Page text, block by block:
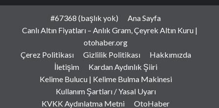
#67368 (başlık yok)
Ana Sayfa
Canlı Altın Fiyatları – Anlık Gram, Çeyrek Altın Kuru |
otohaber.org
Çerez Politikası
Gizlilik Politikası
Hakkımızda
İletişim
Kardan Aydınlık Şiiri
Kelime Bulucu | Kelime Bulma Makinesi
Kullanım Şartları / Yasal Uyarı
KVKK Aydınlatma Metni
OtoHaber